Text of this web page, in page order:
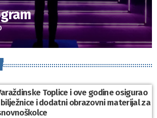
Toplice i ove godine osigurao
i dodatni obrazovni materijal za